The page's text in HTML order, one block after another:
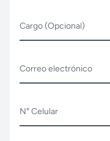
Cargo (Opcional)
Correo electrónico
N° Celular